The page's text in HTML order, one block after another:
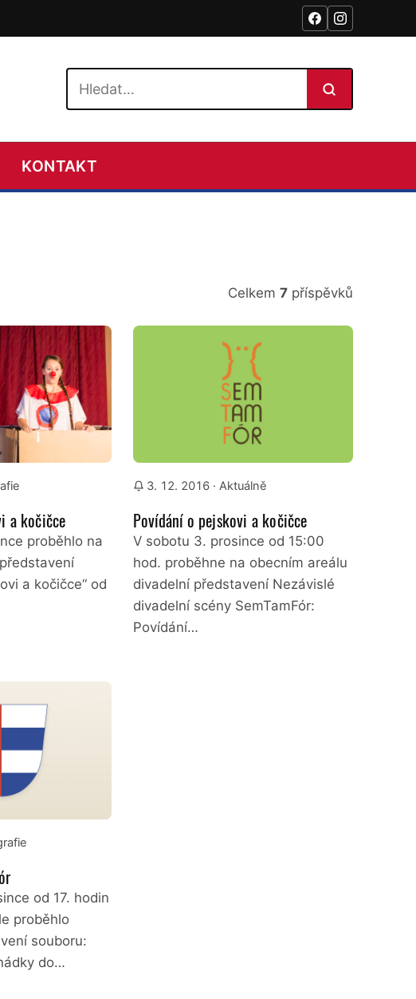
KONTAKT
Celkem 7 příspěvků
a kočičce
proběhlo na
a kočičce“ od
3. 12. 2016 · Aktuálně
Povídání o pejskovi a kočičce
V sobotu 3. prosince od 15:00
hod. proběhne na obecním areálu
divadelní představení Nezávislé
divadelní scény SemTamFór:
Povídání…
od 17. hodin
proběhlo
souboru:
do…